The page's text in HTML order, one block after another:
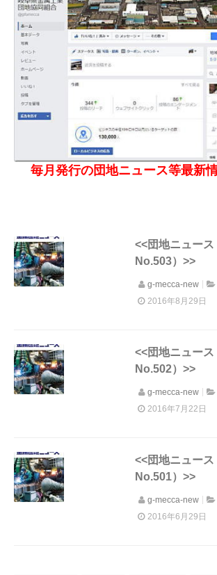
毎月発行の団地ニュース等最新
<<団地ニュー
No.503）>>
g-mecca-new
2016年8月29日
<<団地ニュー
No.502）>>
g-mecca-new
2016年7月22日
<<団地ニュー
No.501）>>
g-mecca-new
2016年6月29日